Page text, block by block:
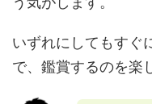
いずれにしてもすぐ
で、鑑賞するのを楽